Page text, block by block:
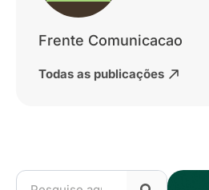
Frente Comunicacao
Todas as publicações